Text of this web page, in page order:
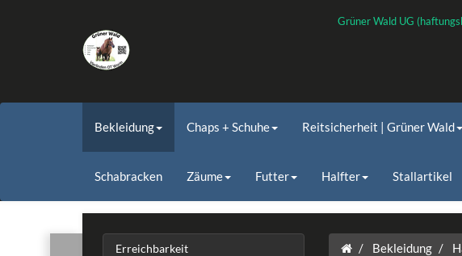
Grüner Wald UG
Bekleidung Chaps + Schuhe Reitsicherheit | Grüner Wald
Schabracken Zäume Futter Halfter Stallartikel
Bekleidung
Erreichbarkeit